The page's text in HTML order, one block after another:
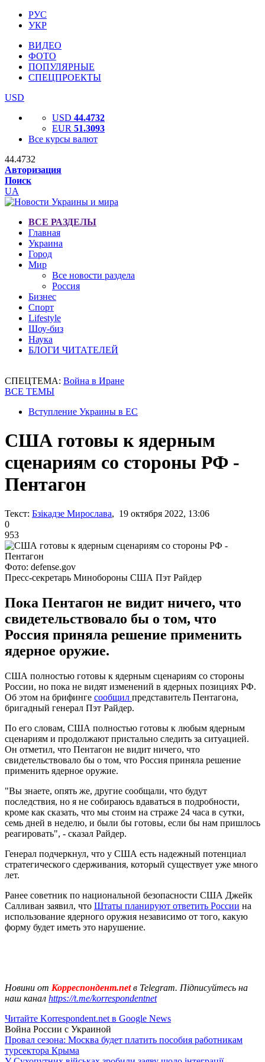
РУС
УКР
ВИДЕО
ФОТО
ПОПУЛЯРНЫЕ
СПЕЦПРОЕКТЫ
USD
USD 44.4732
EUR 51.3093
Все курсы валют
44.4732
Авторизация
Поиск
UA
ВСЕ РАЗДЕЛЫ
Главная
Украина
Город
Мир
Все новости раздела
Россия
Бизнес
Спорт
Lifestyle
Шоу-биз
Наука
БЛОГИ ЧИТАТЕЛЕЙ
СПЕЦТЕМА: Война в Иране
ВСЕ ТЕМЫ
Вступление Украины в ЕС
США готовы к ядерным
сценариям со стороны РФ -
Пентагон
Текст: Бзікадзе Мирослава, 19 октября 2022, 13:06
0
953
Фото: defense.gov
Пресс-секретарь Минобороны США Пэт Райдер
Пока Пентагон не видит ничего, что
свидетельствовало бы о том, что
Россия приняла решение применить
ядерное оружие.
США полностью готовы к ядерным сценариям со стороны
России, но пока не видят изменений в ядерных позициях РФ.
Об этом на брифинге сообщил представитель Пентагона,
бригадный генерал Пэт Райдер.
По его словам, США полностью готовы к любым ядерным
сценариям и продолжают пристально следить за ситуацией.
Он отметил, что Пентагон не видит ничего, что
свидетельствовало бы о том, что Россия приняла решение
применить ядерное оружие.
"Вы знаете, опять же, другие сообщали, что будут
последствия, но я не собираюсь вдаваться в подробности,
кроме как сказать, что мы стоим на страже 24 часа в сутки,
семь дней в неделю, и были бы готовы, если бы нам пришлось
реагировать", - сказал Райдер.
Генерал подчеркнул, что у США есть надежный потенциал
стратегического сдерживания, который существует уже много
лет.
Ранее советник по национальной безопасности США Джейк
Салливан заявил, что Штаты планируют ответить России на
использование ядерного оружия независимо от того, какую
форму будет иметь это нарушение.
Новини от Корреспондент.netв Telegram. Підписуйтесь на
наш канал https://t.me/korrespondentnet
Читайте Korrespondent.net в Google News
Война России с Украиной
Провал сезона: Москва будет платить пособия работникам
турсектора Крыма